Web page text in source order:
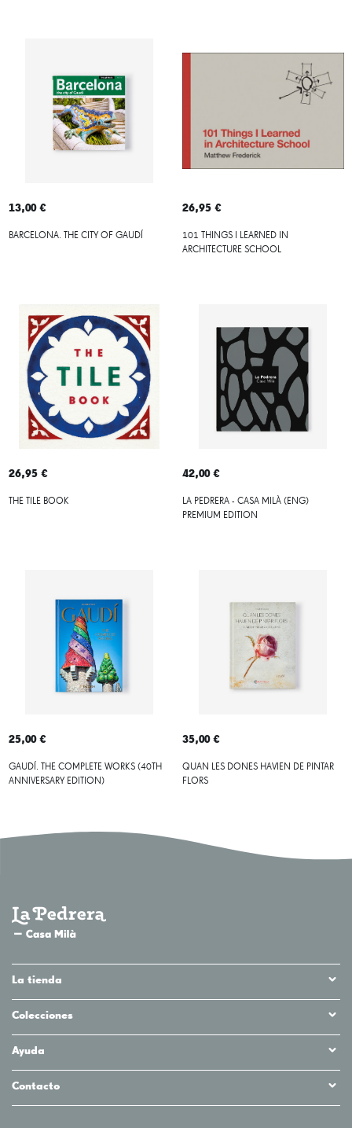
13,00 €
BARCELONA. THE CITY OF GAUDÍ
26,95 €
101 THINGS I LEARNED IN
ARCHITECTURE SCHOOL
26,95 €
THE TILE BOOK
42,00 €
LA PEDRERA - CASA MILÀ (ENG)
PREMIUM EDITION
25,00 €
GAUDÍ. THE COMPLETE WORKS (40TH
ANNIVERSARY EDITION)
35,00 €
QUAN LES DONES HAVIEN DE PINTAR
FLORS
La tienda
Colecciones
Ayuda
Contacto